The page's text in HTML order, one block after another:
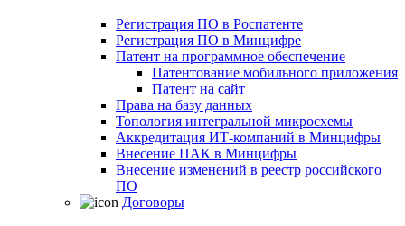
Регистрация ПО в Роспатенте
Регистрация ПО в Минцифре
Патент на программное обеспечение
Патентование мобильного приложения
Патент на сайт
Права на базу данных
Топология интегральной микросхемы
Аккредитация ИТ-компаний в Минцифры
Внесение ПАК в Минцифры
Внесение изменений в реестр российского
ПО
Договоры